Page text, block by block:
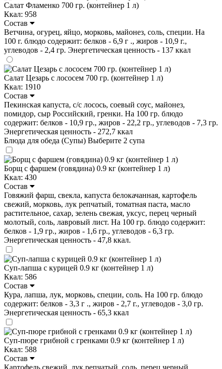
Салат Фламенко 700 гр. (контейнер 1 л)
Ккал: 958
Состав
Ветчина, огурец, яйцо, морковь, майонез, соль, специи. На
100 г. блюдо содержит: белков - 6,9 г ., жиров - 10,9 г.,
углеводов - 2,4 гр. Энергетическая ценность - 137 ккал
Салат Цезарь с лососем 700 гр. (контейнер 1 л)
Ккал: 1910
Состав
Пекинская капуста, с/с лосось, соевый соус, майонез,
помидор, сыр Российский, гренки. На 100 гр. блюдо
содержит: белков - 10,9 гр., жиров - 22,2 гр., углеводов - 7,3 гр.
Энергетическая ценность - 272,7 ккал
Блюда для обеда (Супы) Выберите 2 супа
Борщ с фаршем (говядина) 0.9 кг (контейнер 1 л)
Ккал: 430
Состав
Говяжий фарш, свекла, капуста белокачанная, картофель
свежий, морковь, лук репчатый, томатная паста, масло
растительное, сахар, зелень свежая, уксус, перец черный
молотый, соль, лавровый лист. На 100 гр. блюдо содержит:
белков - 1,9 гр., жиров - 1,6 гр., углеводов - 6,3 гр.
Энергетическая ценность - 47,8 ккал.
Суп-лапша с курицей 0.9 кг (контейнер 1 л)
Ккал: 586
Состав
Кура, лапша, лук, морковь, специи, соль. На 100 гр. блюдо
содержит: белков - 3,3 г ., жиров - 2,7 г., углеводов - 3,0 гр.
Энергетическая ценность - 65,3 ккал
Суп-пюре грибной с гренками 0.9 кг (контейнер 1 л)
Ккал: 588
Состав
Картофель свежий, лук репчатый, соль, перец черный